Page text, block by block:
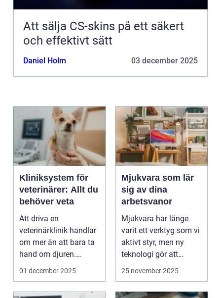
Att sälja CS-skins på ett säkert
och effektivt sätt
Daniel Holm 03 december 2025
Kliniksystem för
veterinärer: Allt du
behöver veta
Att driva en
veterinärklinik handlar
om mer än att bara ta
hand om djuren.
Administrativa ...
01 december 2025
Mjukvara som lär
sig av dina
arbetsvanor
Mjukvara har länge
varit ett verktyg som vi
aktivt styr, men ny
teknologi gör att
program ...
25 november 2025